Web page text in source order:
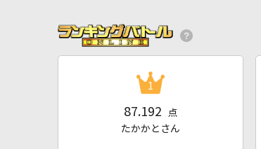
1
87.192
点
たかかとさん